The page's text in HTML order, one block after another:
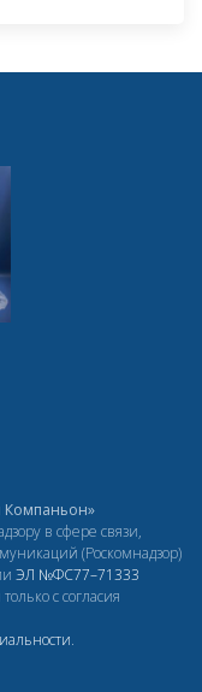
Компаньон»
в сфере связи,
(Роскомнадзор)
ЭЛ №ФС77–71333
с согласия
.